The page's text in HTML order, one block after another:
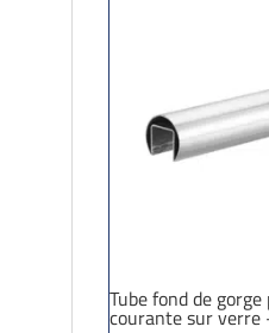
Tube fond de
courante sur verre